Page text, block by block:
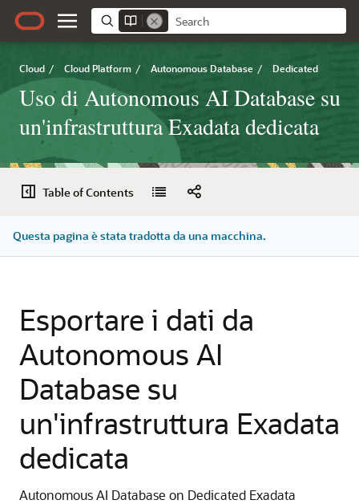
Cloud / Cloud Platform / Autonomous Database / Dedicated
Uso di Autonomous AI Database su
un'infrastruttura Exadata dedicata
Table of Contents
Questa pagina è stata tradotta da una macchina.
Esportare i dati da
Autonomous AI
Database su
un'infrastruttura Exadata
dedicata
Autonomous AI Database on Dedicated Exadata